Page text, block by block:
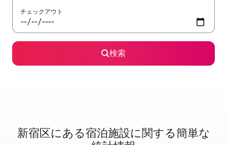
チェックアウト
検索
新宿区に⁠あ⁠る宿⁠泊⁠施⁠設⁠に関⁠す⁠る簡⁠単⁠な